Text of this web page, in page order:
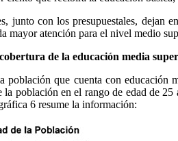
junto con los presupuestales,
mayor atención para el nivel medio
de la educación media
población que cuenta con
población en el rango de edad de
6 resume la información: